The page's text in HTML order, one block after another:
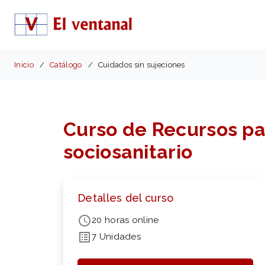
Inicio Catálogo Cuidados sin sujeciones
Curso de Recursos
sociosanitario
Detalles del curso
20 horas online
7 Unidades